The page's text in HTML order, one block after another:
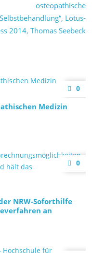
osteopathische
Selbstbehandlung“, Lotus-
2014, Thomas Seebeck
0
Medizin
0
NRW-Soforthilfe
an